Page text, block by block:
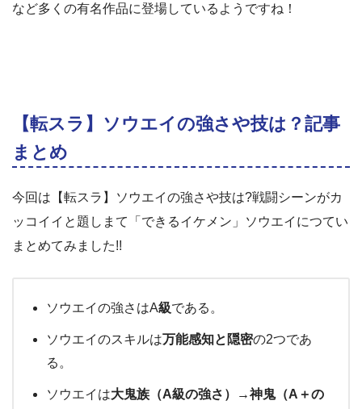
など多くの有名作品に登場しているようですね！
【転スラ】ソウエイの強さや技は？記事
まとめ
今回は【転スラ】ソウエイの強さや技は?戦闘シーンがカ
ッコイイと題しまて「できるイケメン」ソウエイにつてい
まとめてみました!!
ソウエイの強さはA級である。
ソウエイのスキルは万能感知と隠密の2つであ
る。
ソウエイは大鬼族（A級の強さ）→神鬼（A＋の